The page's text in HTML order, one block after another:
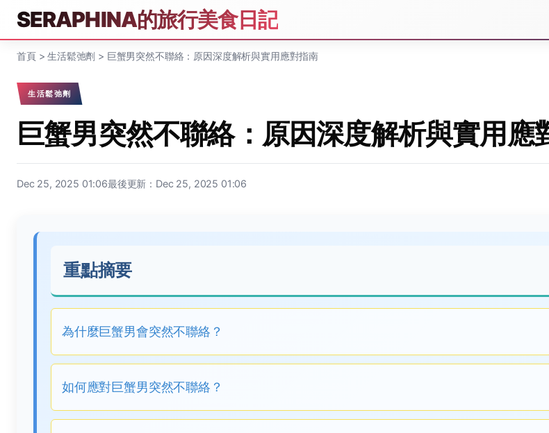
SERAPHINA的旅行美食日記
首頁>生活鬆弛劑 > 巨蟹男突然不聯絡：原因深度解析與實用應對指南
生活鬆弛劑
巨蟹男突然不聯絡：原因深度解析與實用應
Dec 25, 2025 01:06最後更新：Dec 25, 2025 01:06
重點摘要
為什麼巨蟹男會突然不聯絡？
如何應對巨蟹男突然不聯絡？